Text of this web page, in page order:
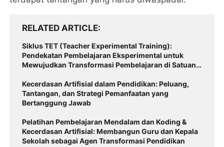
RELATED ARTICLE
Siklus TET (Teacher Experimental Training):
Pendekatan Pembelajaran Eksperimental untuk
Mewujudkan Transformasi Pembelajaran di Satuan
Kecerdasan Artifisial dalam Pendidikan: Peluang,
Tantangan, dan Strategi Pemanfaatan yang
Bertanggung Jawab
Pelatihan Pembelajaran Mendalam dan Koding &
Kecerdasan Artifisial: Membangun Guru dan Kepala
Sekolah sebagai Agen Transformasi Pendidikan